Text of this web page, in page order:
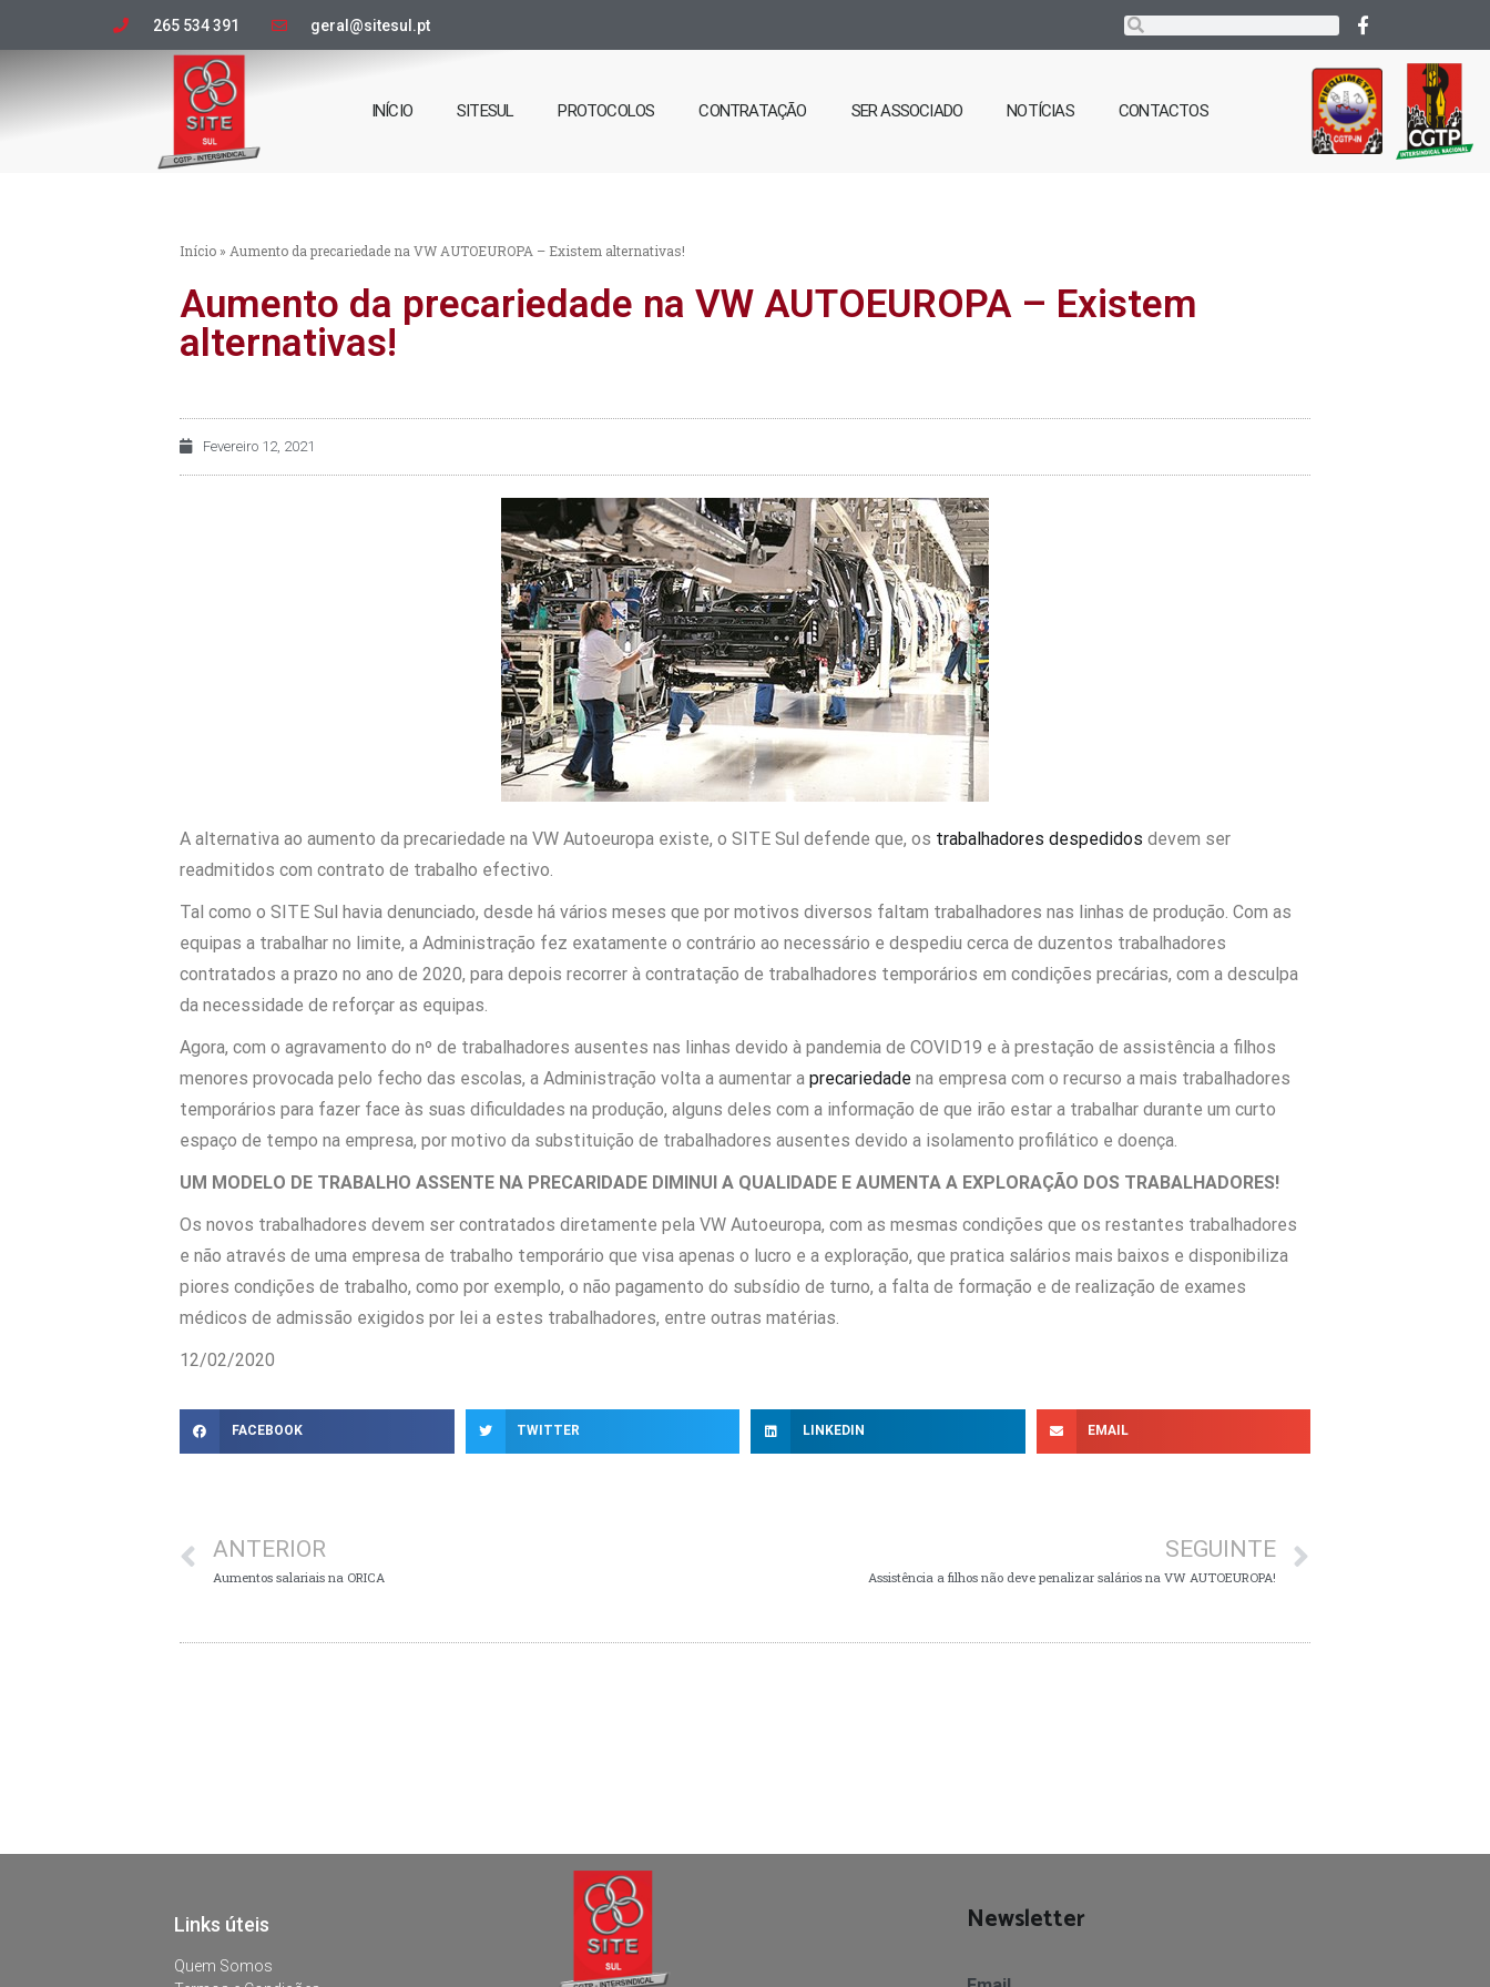
265 534 391 geral@sitesul.pt
INÍCIO SITESUL PROTOCOLOS CONTRATAÇÃO SER ASSOCIADO NOTÍCIAS CONTACTOS
Início » Aumento da precariedade na VW AUTOEUROPA – Existem alternativas!
Aumento da precariedade na VW AUTOEUROPA – Existem
alternativas!
Fevereiro 12, 2021
A alternativa ao aumento da precariedade na VW Autoeuropa existe, o SITE Sul defende que, os trabalhadores despedidos devem ser
readmitidos com contrato de trabalho efectivo.
Tal como o SITE Sul havia denunciado, desde há vários meses que por motivos diversos faltam trabalhadores nas linhas de produção. Com as
equipas a trabalhar no limite, a Administração fez exatamente o contrário ao necessário e despediu cerca de duzentos trabalhadores
contratados a prazo no ano de 2020, para depois recorrer à contratação de trabalhadores temporários em condições precárias, com a desculpa
da necessidade de reforçar as equipas.
Agora, com o agravamento do nº de trabalhadores ausentes nas linhas devido à pandemia de COVID19 e à prestação de assistência a filhos
menores provocada pelo fecho das escolas, a Administração volta a aumentar a precariedade na empresa com o recurso a mais trabalhadores
temporários para fazer face às suas dificuldades na produção, alguns deles com a informação de que irão estar a trabalhar durante um curto
espaço de tempo na empresa, por motivo da substituição de trabalhadores ausentes devido a isolamento profilático e doença.
UM MODELO DE TRABALHO ASSENTE NA PRECARIDADE DIMINUI A QUALIDADE E AUMENTA A EXPLORAÇÃO DOS TRABALHADORES!
Os novos trabalhadores devem ser contratados diretamente pela VW Autoeuropa, com as mesmas condições que os restantes trabalhadores
e não através de uma empresa de trabalho temporário que visa apenas o lucro e a exploração, que pratica salários mais baixos e disponibiliza
piores condições de trabalho, como por exemplo, o não pagamento do subsídio de turno, a falta de formação e de realização de exames
médicos de admissão exigidos por lei a estes trabalhadores, entre outras matérias.
12/02/2020
FACEBOOK TWITTER LINKEDIN EMAIL
ANTERIOR
Aumentos salariais na ORICA
SEGUINTE
Assistência a filhos não deve penalizar salários na VW AUTOEUROPA!
Links úteis
Quem Somos
Newsletter